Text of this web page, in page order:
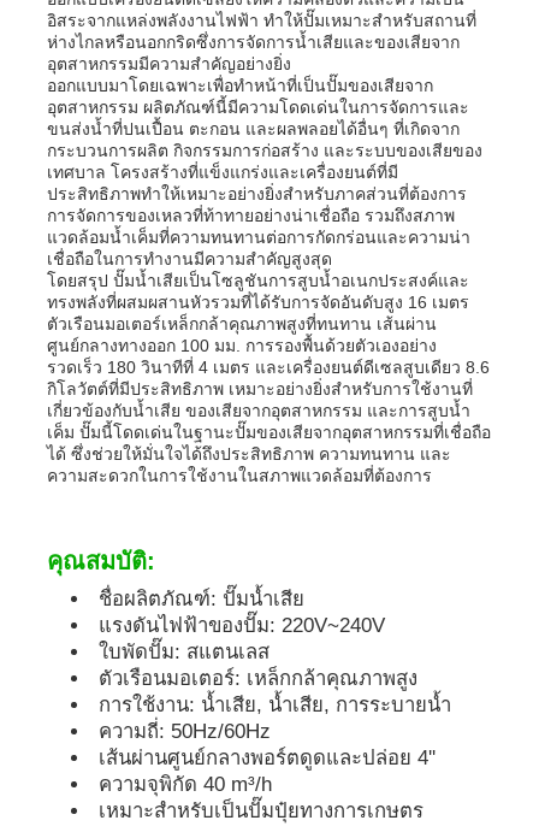
ทุกกรณี
ขออ้าง
ชุดเครื่องกำเนิดไฟฟ้าดีเซล
ชุดเครื่องผลิตเบนซิน
ชุดเครื่องกำเนิดไฟฟ้าอินเวอร์เตอร์
ชุดเครื่องกำเนิดไฟฟ้าแบบพกพา
ชุดเครื่องกำเนิดไฟฟ้าดิจิตอล
เครื่องกําเนิดกรอบเปิด
ชุดเครื่องกำเนิดเสียง
เครื่องกำเนิดไฟฟ้าสำหรับใช้ในบ้าน
อิสระจากแหล่งพลังงานไฟฟ้า ทำให้ปั๊มเหมาะสำหรับสถานที่
ห่างไกลหรือนอกกริดซึ่งการจัดการน้ำเสียและของเสียจาก
อุตสาหกรรมมีความสำคัญอย่างยิ่ง
ออกแบบมาโดยเฉพาะเพื่อทำหน้าที่เป็นปั๊มของเสียจาก
อุตสาหกรรม ผลิตภัณฑ์นี้มีความโดดเด่นในการจัดการและ
ขนส่งน้ำที่ปนเปื้อน ตะกอน และผลพลอยได้อื่นๆ ที่เกิดจาก
กระบวนการผลิต กิจกรรมการก่อสร้าง และระบบของเสียของ
เทศบาล โครงสร้างที่แข็งแกร่งและเครื่องยนต์ที่มี
ประสิทธิภาพทำให้เหมาะอย่างยิ่งสำหรับภาคส่วนที่ต้องการ
การจัดการของเหลวที่ท้าทายอย่างน่าเชื่อถือ รวมถึงสภาพ
แวดล้อมน้ำเค็มที่ความทนทานต่อการกัดกร่อนและความน่า
เชื่อถือในการทำงานมีความสำคัญสูงสุด
โดยสรุป ปั๊มน้ำเสียเป็นโซลูชันการสูบน้ำอเนกประสงค์และ
ทรงพลังที่ผสมผสานหัวรวมที่ได้รับการจัดอันดับสูง 16 เมตร
ตัวเรือนมอเตอร์เหล็กกล้าคุณภาพสูงที่ทนทาน เส้นผ่าน
ศูนย์กลางทางออก 100 มม. การรองพื้นด้วยตัวเองอย่าง
รวดเร็ว 180 วินาทีที่ 4 เมตร และเครื่องยนต์ดีเซลสูบเดียว 8.6
กิโลวัตต์ที่มีประสิทธิภาพ เหมาะอย่างยิ่งสำหรับการใช้งานที่
เกี่ยวข้องกับน้ำเสีย ของเสียจากอุตสาหกรรม และการสูบน้ำ
เค็ม ปั๊มนี้โดดเด่นในฐานะปั๊มของเสียจากอุตสาหกรรมที่เชื่อถือ
ได้ ซึ่งช่วยให้มั่นใจได้ถึงประสิทธิภาพ ความทนทาน และ
ความสะดวกในการใช้งานในสภาพแวดล้อมที่ต้องการ
คุณสมบัติ:
ชื่อผลิตภัณฑ์: ปั๊มน้ำเสีย
แรงดันไฟฟ้าของปั๊ม: 220V~240V
ใบพัดปั๊ม: สแตนเลส
ตัวเรือนมอเตอร์: เหล็กกล้าคุณภาพสูง
การใช้งาน: น้ำเสีย, น้ำเสีย, การระบายน้ำ
ความถี่: 50Hz/60Hz
เส้นผ่านศูนย์กลางพอร์ตดูดและปล่อย 4''
ความจุพิกัด 40 m³/h
เหมาะสำหรับเป็นปั๊มปุ๋ยทางการเกษตร